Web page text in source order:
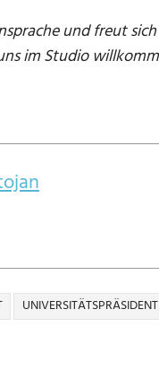
und freut
im Studio
UNIVERSITÄTSPRÄSIDENT